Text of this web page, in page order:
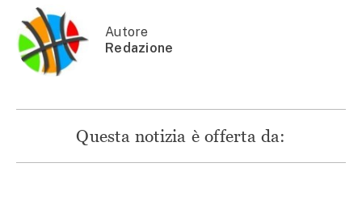
Autore
Redazione
Questa notizia è offerta da: